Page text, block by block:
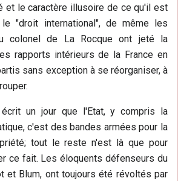
et le caractère illusoire de ce qu'il est
le "droit international", de même les
colonel de La Rocque ont jeté la
rapports intérieurs de la France en
sans exception à se réorganiser, à
écrit un jour que l'Etat, y compris la
c'est des bandes armées pour la
tout le reste n'est là que pour
ce fait. Les éloquents défenseurs du
et Blum, ont toujours été révoltés par